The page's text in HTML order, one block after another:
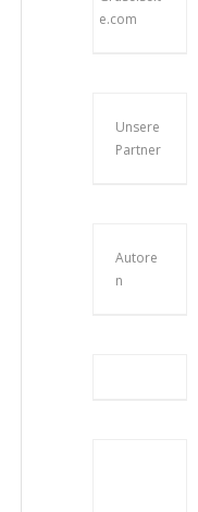
Unsere
Partner
Autore
n